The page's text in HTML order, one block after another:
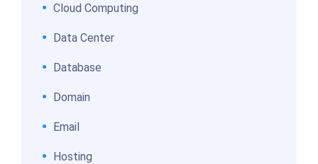
Cloud Computing
Data Center
Database
Domain
Email
Hosting